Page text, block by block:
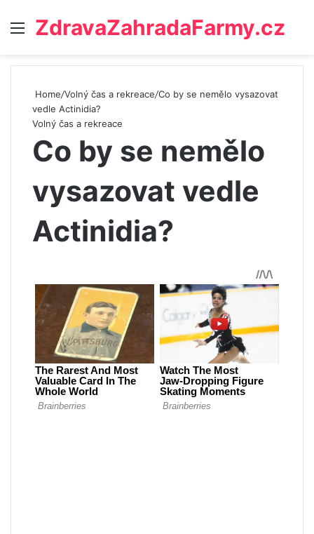
Menu
ZdravaZahradaFarmy.cz
Home/Volný čas a rekreace/Co by se nemělo vysazovat
vedle Actinidia?
Volný čas a rekreace
Co by se nemělo
vysazovat vedle
Actinidia?